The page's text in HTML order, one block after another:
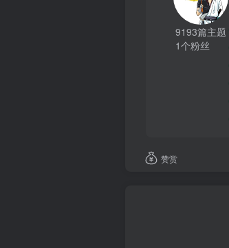
9193篇主题
1个粉丝
赞赏